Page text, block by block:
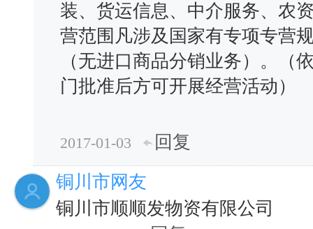
装、货运信息、中介服务、农
营范围凡涉及国家有专项专营
（无进口商品分销业务）。（
门批准后方可开展经营活动）
2017-01-03
回复
铜川市网友
铜川市顺顺发物资有限公司